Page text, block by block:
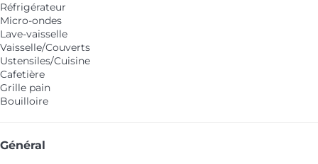
Réfrigérateur
Micro-ondes
Lave-vaisselle
Vaisselle/Couverts
Ustensiles/Cuisine
Cafetière
Grille pain
Bouilloire
Général